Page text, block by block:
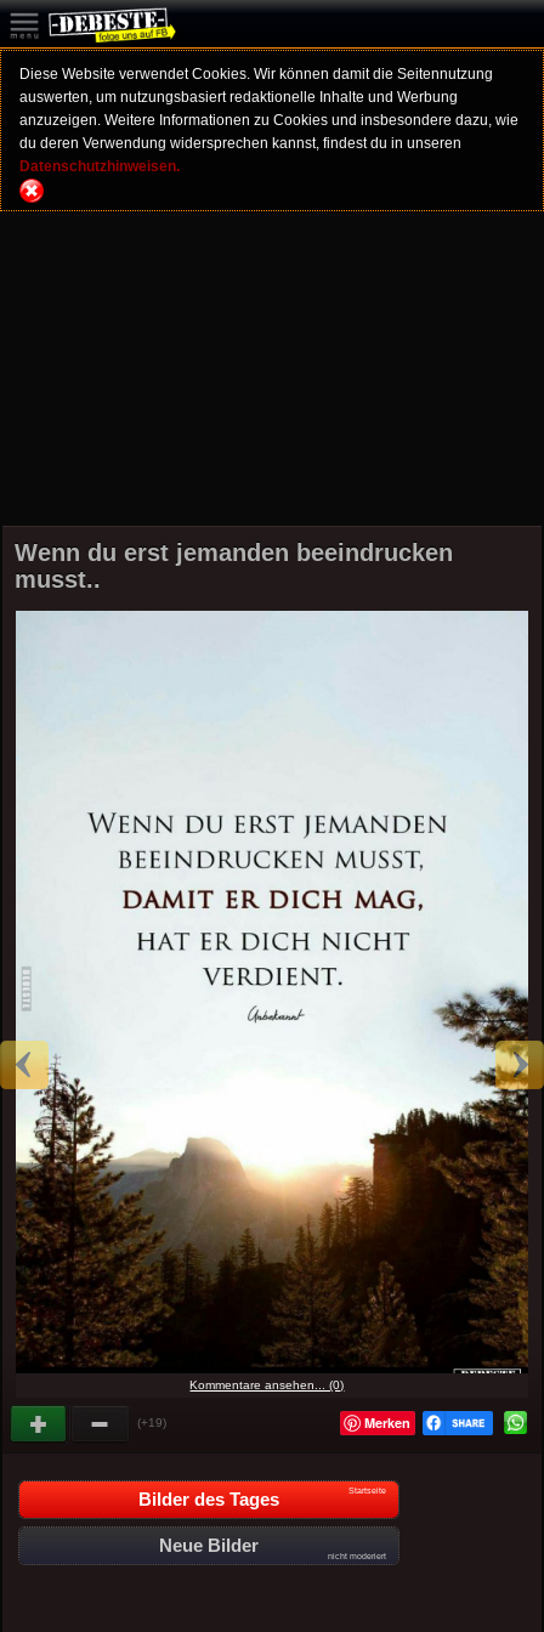
Diese Website verwendet Cookies. Wir können damit die Seitennutzung
auswerten, um nutzungsbasiert redaktionelle Inhalte und Werbung
anzuzeigen. Weitere Informationen zu Cookies und insbesondere dazu, wie
du deren Verwendung widersprechen kannst, findest du in unseren
Datenschutzhinweisen.
Wenn du erst jemanden beeindrucken
musst..
Kommentare ansehen... (0)
(+19) Merken
Bilder des Tages Startseite
Neue Bilder
nicht moderiert